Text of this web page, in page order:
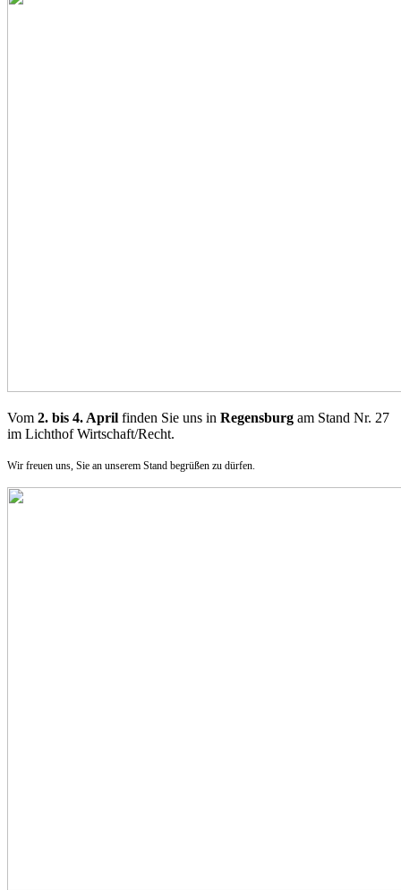
Vom 2. bis 4. April finden Sie uns in Regensburg am Stand Nr. 27
im Lichthof Wirtschaft/Recht.
Wir freuen uns, Sie an unserem Stand begrüßen zu dürfen.